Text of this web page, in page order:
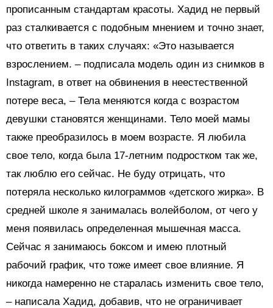
прописанным стандартам красоты. Хадид не первый
раз сталкивается с подобным мнением и точно знает,
что ответить в таких случаях: «Это называется
взрослением. – подписала модель один из снимков в
Instagram, в ответ на обвинения в неестественной
потере веса, – Тела меняются когда с возрастом
девушки становятся женщинами. Тело моей мамы
также преобразилось в моем возрасте. Я любила
свое тело, когда была 17-летним подростком так же,
так люблю его сейчас. Не буду отрицать, что
потеряла несколько килограммов «детского жирка». В
средней школе я занималась волейболом, от чего у
меня появилась определенная мышечная масса.
Сейчас я занимаюсь боксом и имею плотный
рабочий график, что тоже имеет свое влияние. Я
никогда намеренно не старалась изменить свое тело,
– написала Хадид, добавив, что не ограничивает